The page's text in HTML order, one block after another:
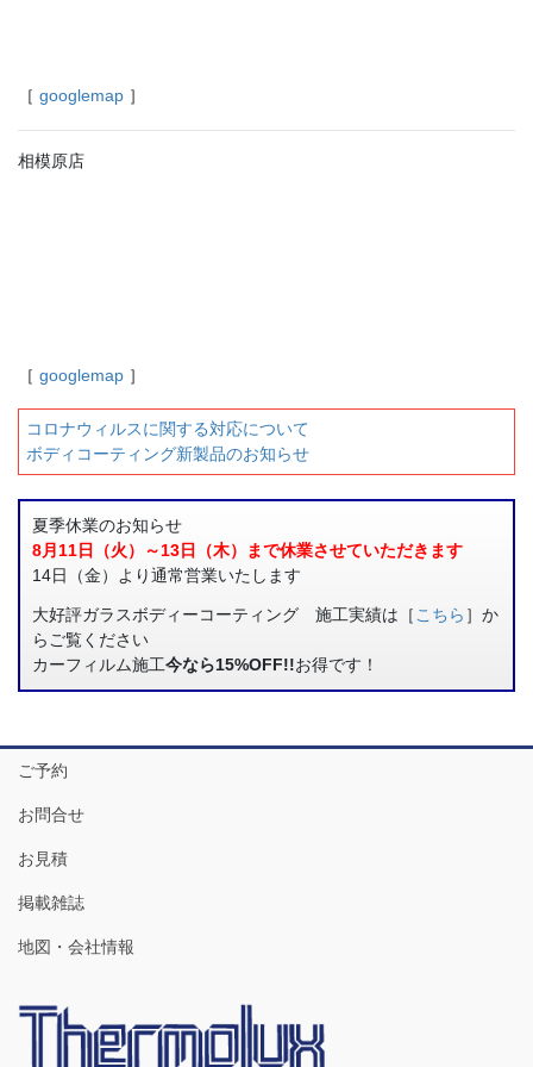
［ googlemap ］
相模原店
［ googlemap ］
コロナウィルスに関する対応について
ボディコーティング新製品のお知らせ
夏季休業のお知らせ
8月11日（火）～13日（木）まで休業させていただきます
14日（金）より通常営業いたします
大好評ガラスボディーコーティング 施工実績は［こちら ］か
らご覧ください
カーフィルム施工今なら15%OFF!!お得です！
ご予約
お問合せ
お見積
掲載雑誌
地図・会社情報